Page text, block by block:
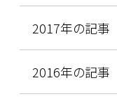
2017年の記事
2016年の記事